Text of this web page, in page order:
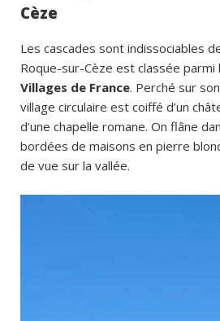
Cèze
Les cascades sont indissociables
Roque-sur-Cèze est classée parmi
Villages de France. Perché sur
village circulaire est coiffé d’un
d’une chapelle romane. On flâne
bordées de maisons en pierre
de vue sur la vallée.